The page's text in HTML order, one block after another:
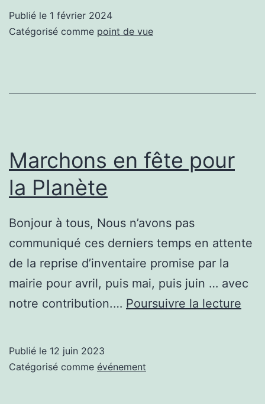
2023
pour
Publié le 1 février 2024
Catégorisé comme point de vue
Marchons en fête pour
la Planète
Bonjour à tous, Nous n’avons pas
communiqué ces derniers temps en attente
de la reprise d’inventaire promise par la
mairie pour avril, puis mai, puis juin … avec
notre contribution.… Poursuivre la lecture
Publié le 12 juin 2023
Catégorisé comme événement